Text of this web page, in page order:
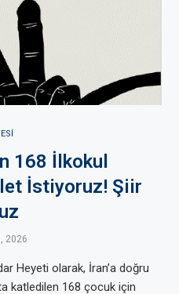
168 İlkokul
İstiyoruz! Şiir
2026
Heyeti olarak, İran’a doğru
katledilen 168 çocuk için